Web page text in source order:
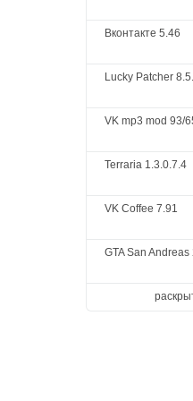
Вконтакте 5.46
Lucky Patcher
VK mp3 mod 93/
Terraria 1.3.0.7.4
VK Coffee 7.91
GTA San Andreas